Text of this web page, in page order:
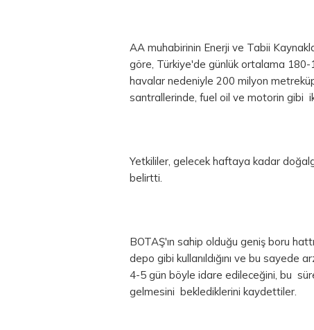
AA muhabirinin Enerji ve Tabii
göre, Türkiye'de günlük ortalama
havalar nedeniyle 200 milyon
santrallerinde, fuel oil ve motorin gibi
Yetkililer, gelecek haftaya kadar
belirtti.
BOTAŞ'ın sahip olduğu geniş boru
depo gibi kullanıldığını ve bu sayede
4-5 gün böyle idare edileceğini, bu
gelmesini beklediklerini kaydettiler.